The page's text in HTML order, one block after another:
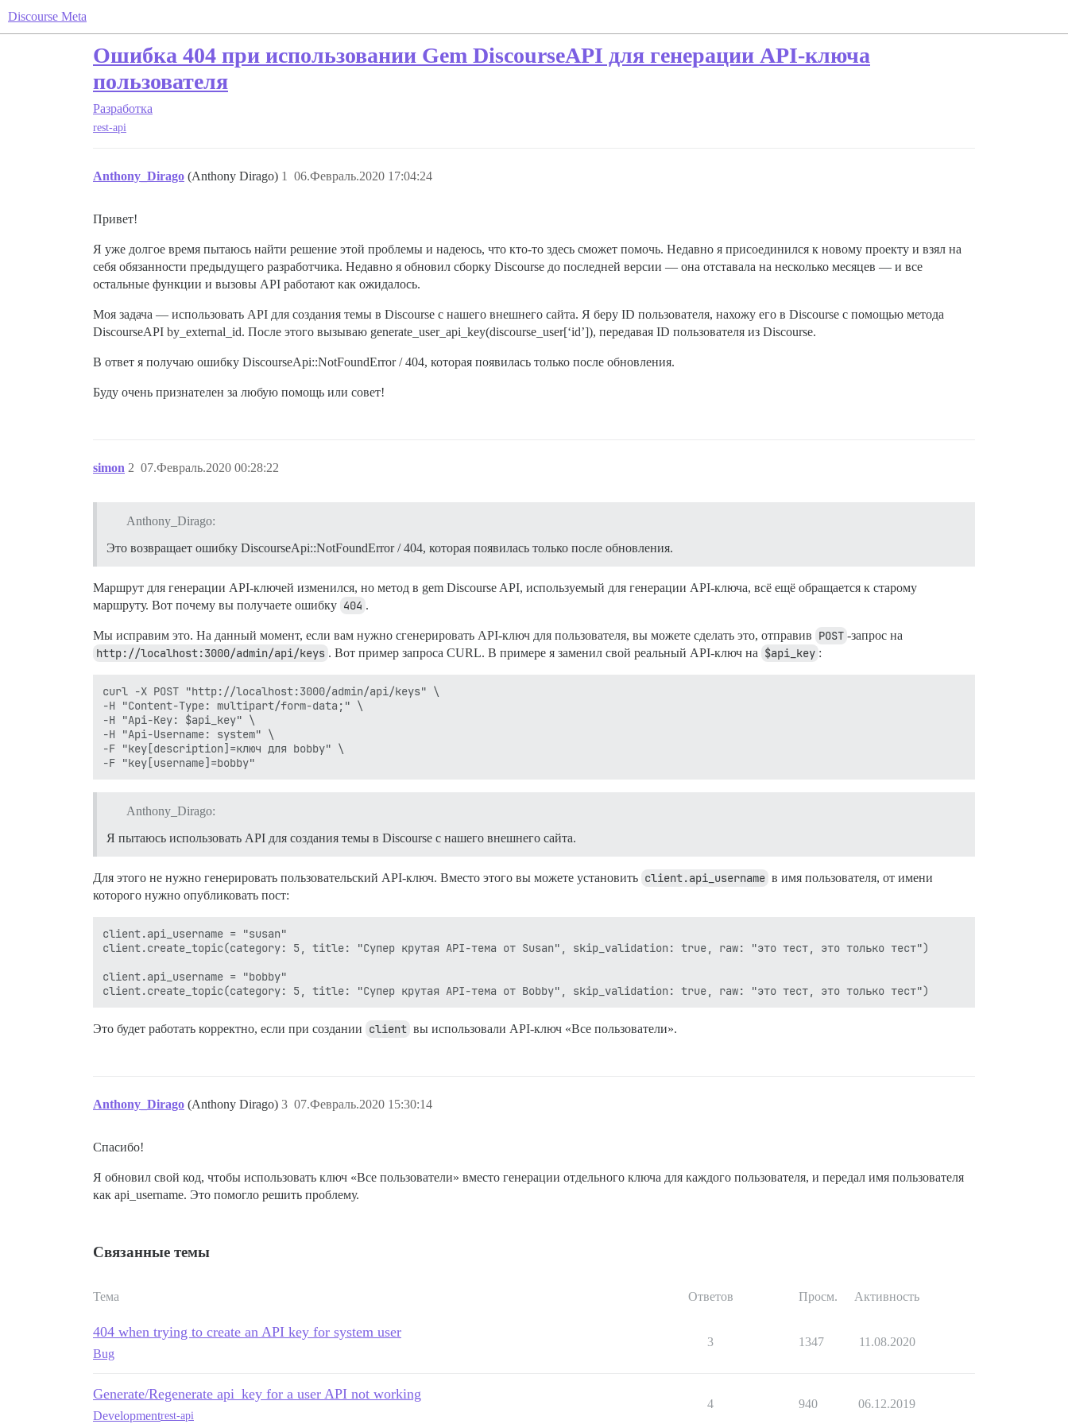
Discourse Meta
Ошибка 404 при использовании Gem DiscourseAPI для генерации API-ключа
пользователя
Разработка
rest-api
Anthony_Dirago (Anthony Dirago) 06.Февраль.2020 17:04:24
1
Привет!
Я уже долгое время пытаюсь найти решение этой проблемы и надеюсь, что кто-то здесь сможет помочь. Недавно я присоединился к новому проекту и взял на
себя обязанности предыдущего разработчика. Недавно я обновил сборку Discourse до последней версии — она отставала на несколько месяцев — и все
остальные функции и вызовы API работают как ожидалось.
Моя задача — использовать API для создания темы в Discourse с нашего внешнего сайта. Я беру ID пользователя, нахожу его в Discourse с помощью метода
DiscourseAPI by_external_id. После этого вызываю generate_user_api_key(discourse_user[‘id’]), передавая ID пользователя из Discourse.
В ответ я получаю ошибку DiscourseApi::NotFoundError / 404, которая появилась только после обновления.
Буду очень признателен за любую помощь или совет!
simon 07.Февраль.2020 00:28:22
2
Anthony_Dirago:
Это возвращает ошибку DiscourseApi::NotFoundError / 404, которая появилась только после обновления.
Маршрут для генерации API-ключей изменился, но метод в gem Discourse API, используемый для генерации API-ключа, всё ещё обращается к старому
маршруту. Вот почему вы получаете ошибку 404 .
Мы исправим это. На данный момент, если вам нужно сгенерировать API-ключ для пользователя, вы можете сделать это, отправив POST -запрос на
http://localhost:3000/admin/api/keys . Вот пример запроса CURL. В примере я заменил свой реальный API-ключ на $api_key :
curl -X POST "http://localhost:3000/admin/api/keys" \
-H "Content-Type: multipart/form-data;" \
-H "Api-Key: $api_key" \
-H "Api-Username: system" \
-F "key[description]=ключ для bobby" \
Anthony_Dirago:
Я пытаюсь использовать API для создания темы в Discourse с нашего внешнего сайта.
Для этого не нужно генерировать пользовательский API-ключ. Вместо этого вы можете установить client.api_username в имя пользователя, от имени
которого нужно опубликовать пост:
client.api_username = "susan"
client.create_topic(category: 5, title: "Супер крутая API-тема от Susan", skip_validation: true, raw: "это тест, это только тест")
client.api_username = "bobby"
Это будет работать корректно, если при создании client вы использовали API-ключ «Все пользователи».
Anthony_Dirago (Anthony Dirago) 07.Февраль.2020 15:30:14
3
Спасибо!
Я обновил свой код, чтобы использовать ключ «Все пользователи» вместо генерации отдельного ключа для каждого пользователя, и передал имя пользователя
как api_username. Это помогло решить проблему.
Связанные темы
Тема Ответов Просм. Активность
404 when trying to create an API key for system user
Bug
3 1347 11.08.2020
Generate/Regenerate api_key for a user API not working
Developmentrest-api
4 940 06.12.2019